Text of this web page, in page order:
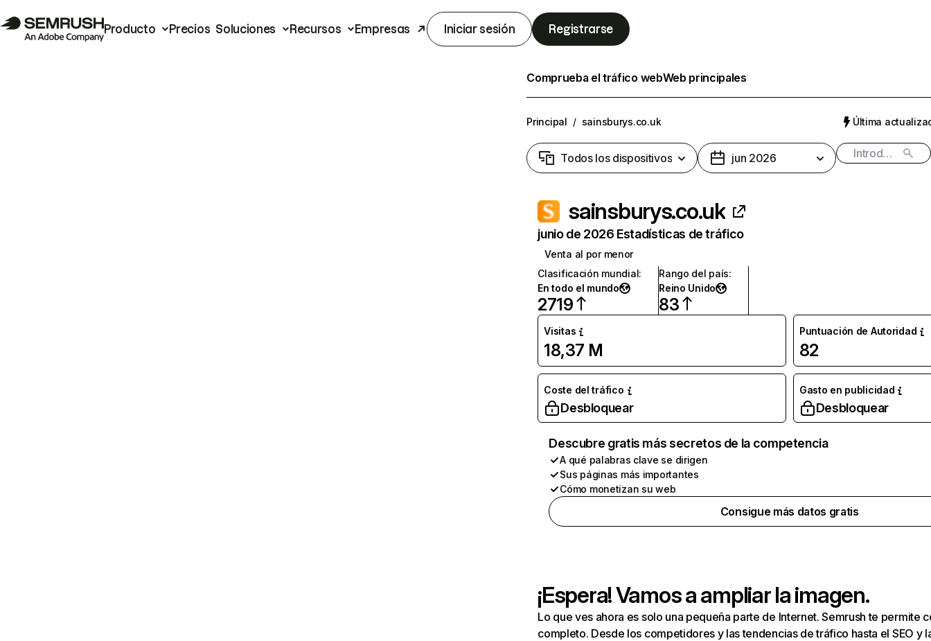
Producto Precios Soluciones Recursos Empresas Iniciar sesión Registrarse
Comprueba el tráfico webWeb principales
Principal / sainsburys.co.uk Última
Todos los dispositivos jun 2026
sainsburys.co.uk
junio de 2026 Estadísticas de tráfico
Venta al por menor
Clasificación mundial:
En todo el mundo
2719
Rango del país:
Reino Unido
83
Visitas
18,37 M
Puntuación de Autoridad
82
Coste del tráfico
Desbloquear
Gasto en publicidad
Desbloquear
Descubre gratis más secretos de la competencia
A qué palabras clave se dirigen
Sus páginas más importantes
Cómo monetizan su web
Consigue más datos gratis
¡Espera! Vamos a ampliar la imagen.
Lo que ves ahora es solo una pequeña parte de Internet. Semrush te permite
completo. Desde los competidores y las tendencias de tráfico hasta el SEO y